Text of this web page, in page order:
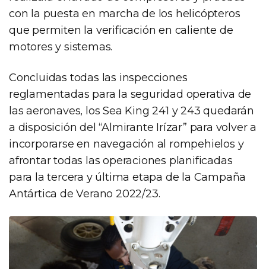
con la puesta en marcha de los helicópteros
que permiten la verificación en caliente de
motores y sistemas.
Concluidas todas las inspecciones
reglamentadas para la seguridad operativa de
las aeronaves, los Sea King 241 y 243 quedarán
a disposición del “Almirante Irízar” para volver a
incorporarse en navegación al rompehielos y
afrontar todas las operaciones planificadas
para la tercera y última etapa de la Campaña
Antártica de Verano 2022/23.